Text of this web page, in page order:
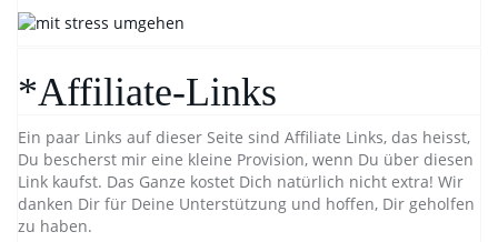
*Affiliate-Links
Ein paar Links auf dieser Seite sind Affiliate Links, das heisst,
Du bescherst mir eine kleine Provision, wenn Du über diesen
Link kaufst. Das Ganze kostet Dich natürlich nicht extra! Wir
danken Dir für Deine Unterstützung und hoffen, Dir geholfen
zu haben.